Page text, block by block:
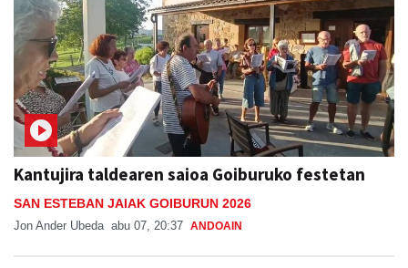
Kantujira taldearen saioa Goiburuko festetan
SAN ESTEBAN JAIAK GOIBURUN 2026
Jon Ander Ubeda abu 07, 20:37 ANDOAIN